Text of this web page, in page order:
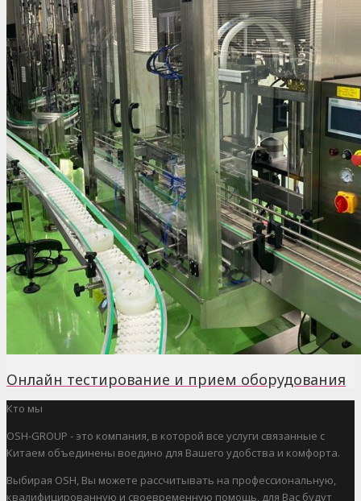
Онлайн тестирование и прием оборудования
Кто мы
OSH-GROUP - это компания, в которой все услуги связанные с
Китаем объединены воедино для Вашего удобства и комфорта.
Выбирая OSH, Вы можете рассчитывать на профессиональную,
квалифицированную и своевременную помощь, для Вас будут